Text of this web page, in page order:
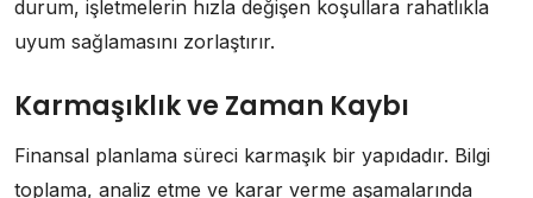
durum, işletmelerin hızla değişen koşullara rahatlıkla
uyum sağlamasını zorlaştırır.
Karmaşıklık ve Zaman Kaybı
Finansal planlama süreci karmaşık bir yapıdadır. Bilgi
toplama, analiz etme ve karar verme aşamalarında